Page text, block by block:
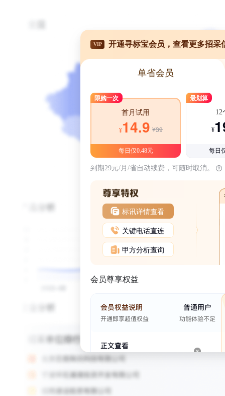
VIP 开通寻标宝会员，查看更多招采
单省会员
限购一次
首月试用
¥14.9 ¥39
每日仅0.48元
最划算
12
¥
每日
到期29元/月/省自动续费，可随时取消。
标讯详情查看
关键电话直连
甲方分析查询
会员尊享权益